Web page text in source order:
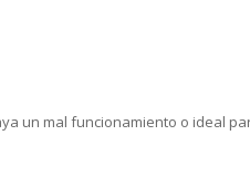
un mal funcionamiento o ideal